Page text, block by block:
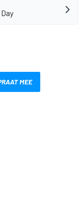
MEE